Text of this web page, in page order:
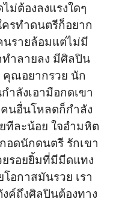
ม่ต้องลงแรงใดๆ
ครทำดนตรีก็อยาก
รายล้อมแต่ไม่มี
ำลายลง มีศิลปิน
ณอยากรวย นัก
ำลังเอามือกดเขา
นอื่นโหลดก็กำลัง
ทีละน้อย ใจอำมหิต
กอดนักดนตรี รักเขา
ยรอยยิ้มที่มีมีดแทง
อกาสมันรวย เรา
ค์ถึงศิลปินต้องทาง